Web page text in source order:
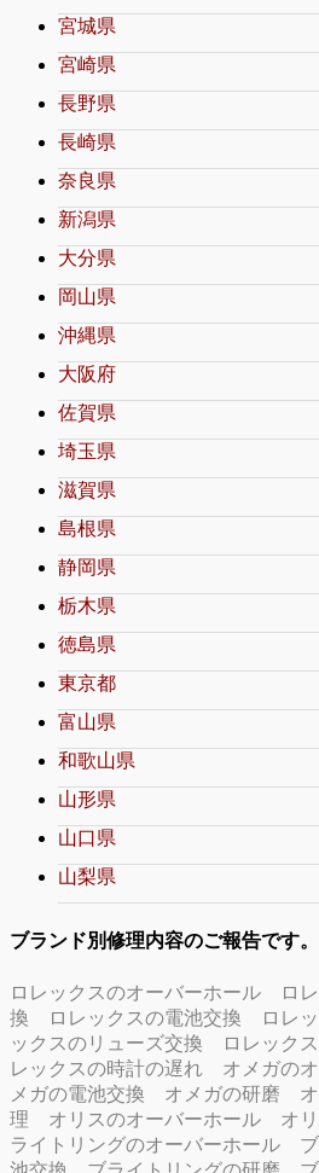
宮城県
宮崎県
長野県
長崎県
奈良県
新潟県
大分県
岡山県
沖縄県
大阪府
佐賀県
埼玉県
滋賀県
島根県
静岡県
栃木県
徳島県
東京都
富山県
和歌山県
山形県
山口県
山梨県
ブランド別修理内容のご報告です。
ロレックスのオーバーホール
ロ
換
ロレックスの電池交換 ロレ
ックスのリューズ交換
ロレック
レックスの時計の遅れ
オメガの
メガの電池交換
オメガの研磨
理
オリスのオーバーホール オ
ライトリングのオーバーホール